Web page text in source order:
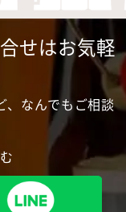
せはお気軽
、なんでもご相談